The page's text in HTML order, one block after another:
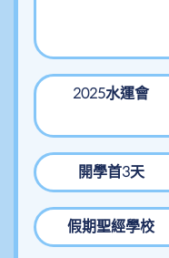
2025水運會
開學首3天
假期聖經學校